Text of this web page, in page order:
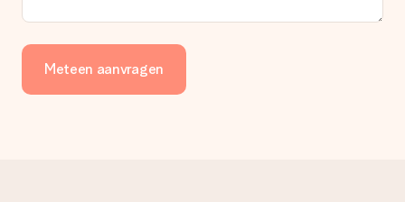
Meteen aanvragen